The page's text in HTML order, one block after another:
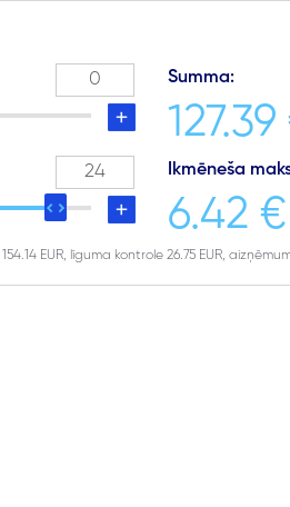
Summa:
Ikmēneša
6.42 €
154.14 EUR, līguma kontrole 26.75 EUR,